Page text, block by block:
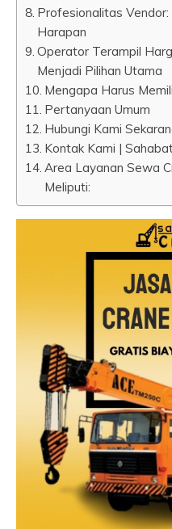
Profesionalitas
Harapan
Operator Terampil
Menjadi Pilihan Utama
Mengapa Harus
Pertanyaan Umum
Hubungi Kami
Kontak Kami |
Area Layanan Sewa
Meliputi: